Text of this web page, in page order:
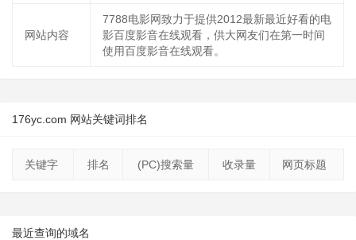
网站内容
7788电影网致力于提供2012最新最近好看的电
影百度影音在线观看，供大网友们在第一时间
使用百度影音在线观看。
176yc.com 网站关键词排名
关键字 排名 (PC)搜索量 收录量 网页标题
最近查询的域名